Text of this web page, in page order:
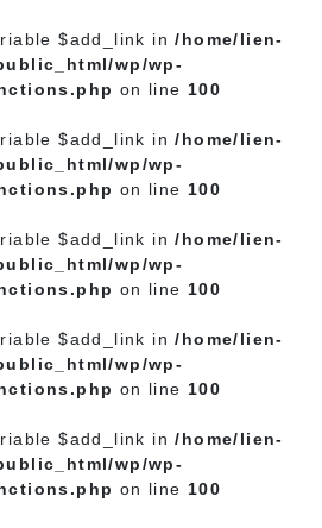
$add_link in/home/lien-
wp/wp-
on line 100
$add_link in/home/lien-
wp/wp-
on line 100
$add_link in/home/lien-
wp/wp-
on line 100
$add_link in/home/lien-
wp/wp-
on line 100
$add_link in/home/lien-
wp/wp-
on line 100